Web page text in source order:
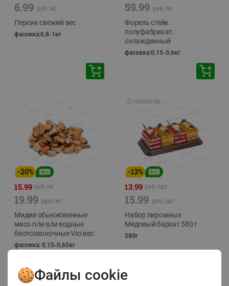
6.99 руб./кг
Персик свежий вес
фасовка:0,8-1кг
59.99 руб./кг
Форель стейк
полуфабрикат,
охлажденный
фасовка:0,15-0,6кг
-20%
15.99 руб./кг
19.99 руб./кг
Мидии обыкновенные
мясо п/м в/м водные
беспозвоночные Vici вес
фасовка: 0,15-0,65кг
🕘 12:00-21:00
-13%
13.99 руб./шт
15.99 руб./шт
Набор пирожных
Медовый бархат 580 г
580г
Файлы cookie